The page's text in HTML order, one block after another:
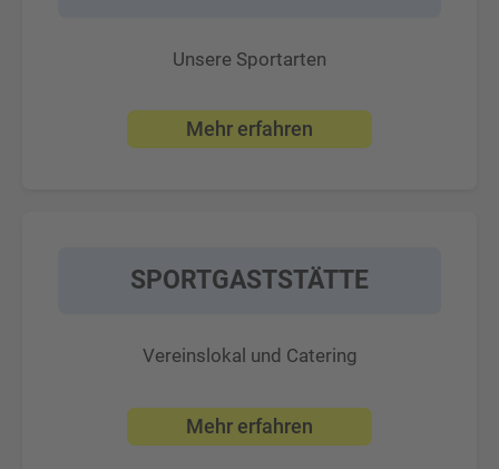
Unsere Sportarten
Mehr erfahren
SPORTGASTSTÄTTE
Vereinslokal und Catering
Mehr erfahren